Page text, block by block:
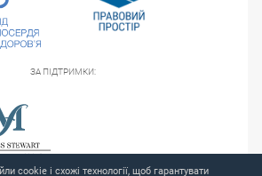
ЗА ПІДТРИМКИ:
cookie і схожі технології, щоб гарантувати